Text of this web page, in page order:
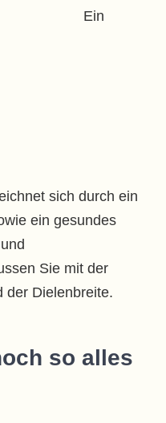
Ein
sich durch ein
ein gesundes
Sie mit der
der Dielenbreite.
so alles